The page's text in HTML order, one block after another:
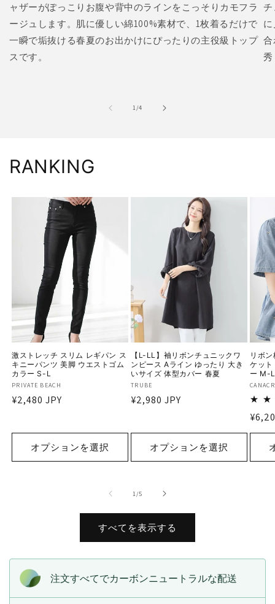
ャザーがぽっこりお腹や背中のラインをこっそりカモフラ
ージュします。肌に優しい綿100%素材で、1枚着るだけで
一瞬で垢抜ける春夏のお出かけにぴったりの主役級トップ
スです。
チ
合
秀
1/の
4
RANKING
激ストレッチ スリム レギパン ス
キニーパンツ 美脚 ウエストゴム
カラー S-L
販
売
PRIVATE BEACH
通
¥2,480 JPY
オプションを選択
【L-LL】袖リボンチュニックワ
ンピース Aライン ゆったり 大き
いサイズ 体型カバー 春夏
販
売
TRUBE
通
¥2,980 JPY
オプションを選択
リボ
ケット
ー M-L
販
売
元:
通
常
格
1 /の5
すべてを表示する
注文すべてでカーボンニュートラルな配送